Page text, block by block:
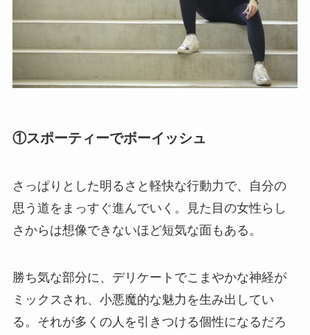
①スポーティーでボーイッシュ
さっぱりとした明るさと軽快な行動力で、自分の
思う道をまっすぐ進んでいく。見た目の女性らし
さからは想像できないほど短気な面もある。
勝ち気な部分に、デリケートでこまやかな神経が
ミックスされ、小悪魔的な魅力を生み出してい
る。それが多くの人を引きつける個性になるだろ